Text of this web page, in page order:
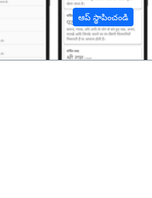
ఆప్ స్థాపించండి